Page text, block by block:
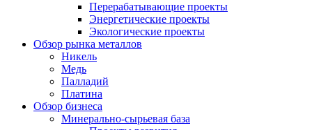
Перерабатывающие проекты
Энергетические проекты
Экологические проекты
Обзор рынка металлов
Никель
Медь
Палладий
Платина
Обзор бизнеса
Минерально-сырьевая база